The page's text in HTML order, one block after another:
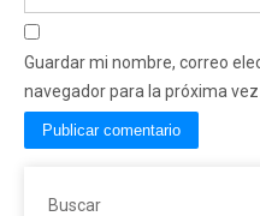
Guardar mi nombre, correo
navegador para la próxima
Buscar